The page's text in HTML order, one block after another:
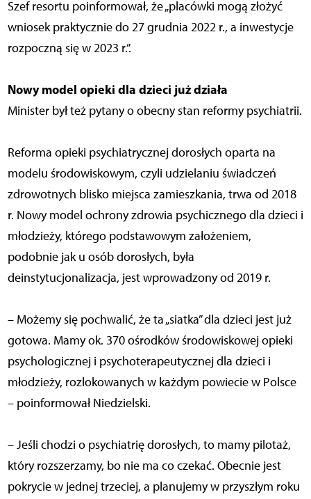
Szef resortu poinformował, że „placówki mogą złożyć
wniosek praktycznie do 27 grudnia 2022 r., a inwestycje
rozpoczną się w 2023 r.”.
Nowy model opieki dla dzieci już działa
Minister był też pytany o obecny stan reformy psychiatrii.
Reforma opieki psychiatrycznej dorosłych oparta na
modelu środowiskowym, czyli udzielaniu świadczeń
zdrowotnych blisko miejsca zamieszkania, trwa od 2018
r. Nowy model ochrony zdrowia psychicznego dla dzieci i
młodzieży, którego podstawowym założeniem,
podobnie jak u osób dorosłych, była
deinstytucjonalizacja, jest wprowadzony od 2019 r.
– Możemy się pochwalić, że ta „siatka” dla dzieci jest już
gotowa. Mamy ok. 370 ośrodków środowiskowej opieki
psychologicznej i psychoterapeutycznej dla dzieci i
młodzieży, rozlokowanych w każdym powiecie w Polsce
– poinformował Niedzielski.
– Jeśli chodzi o psychiatrię dorosłych, to mamy pilotaż,
który rozszerzamy, bo nie ma co czekać. Obecnie jest
pokrycie w jednej trzeciej, a planujemy w przyszłym roku